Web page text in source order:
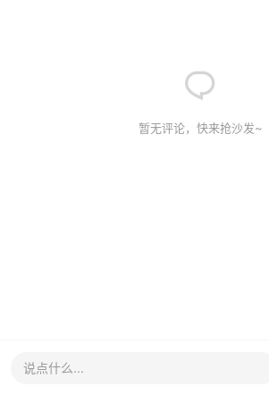
暂无评论，快来抢沙发~
说点什么...